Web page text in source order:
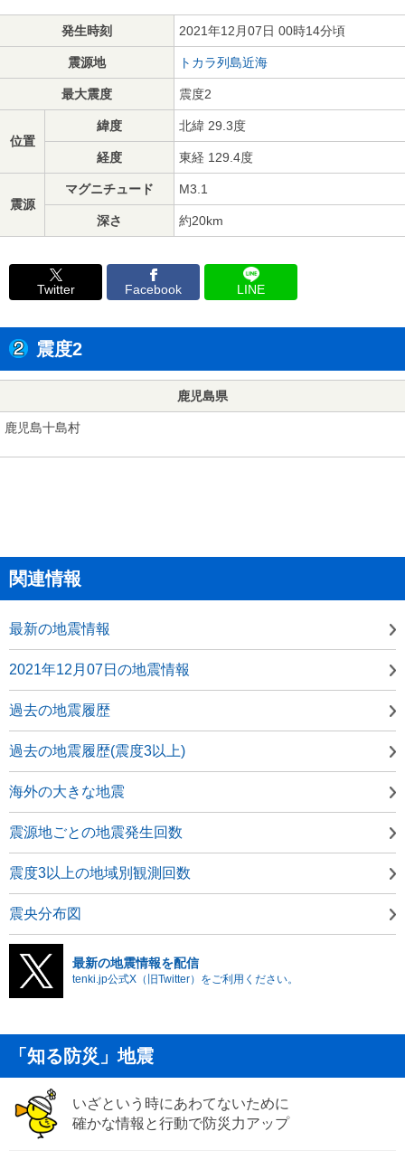
発生時刻 2021年12月07日 00時14分頃
震源地 トカラ列島近海
最大震度 震度2
位置
緯度 北緯 29.3度
経度 東経 129.4度
震源
マグニチュード M3.1
深さ 約20km
Twitter Facebook LINE
震度2
鹿児島県
鹿児島十島村
関連情報
最新の地震情報
2021年12月07日の地震情報
過去の地震履歴
過去の地震履歴(震度3以上)
海外の大きな地震
震源地ごとの地震発生回数
震度3以上の地域別観測回数
震央分布図
最新の地震情報を配信
tenki.jp公式X（旧Twitter）をご利用ください。
「知る防災」地震
いざという時にあわてないために
確かな情報と行動で防災力アップ